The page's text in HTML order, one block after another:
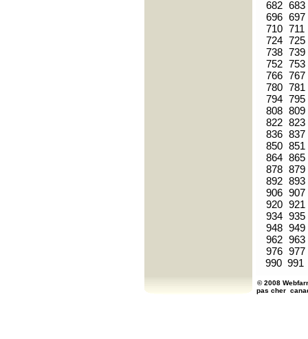
682 683
696 697
710 711
724 725
738 739
752 753
766 767
780 781
794 795
808 809
822 823
836 837
850 851
864 865
878 879
892 893
906 907
920 921
934 935
948 949
962 963
976 977
990 991
© 2008
pas cher